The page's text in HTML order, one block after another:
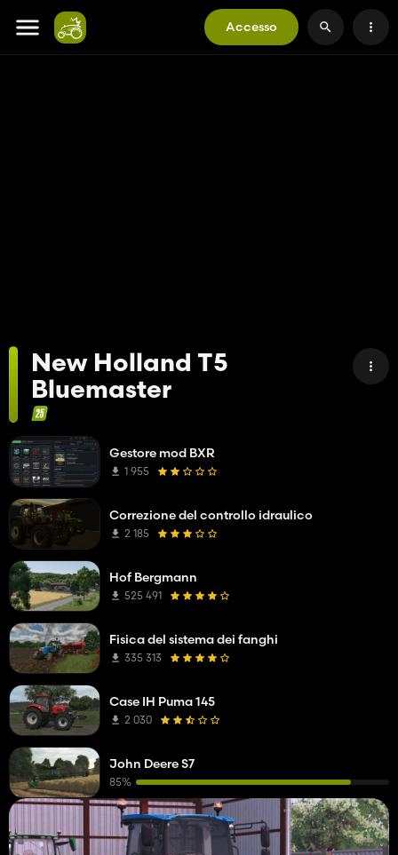
Accesso
New Holland T5
Bluemaster
Gestore mod BXR
1 955
Correzione del controllo idraulico
2 185
Hof Bergmann
525 491
Fisica del sistema dei fanghi
335 313
Case IH Puma 145
2 030
John Deere S7
85%